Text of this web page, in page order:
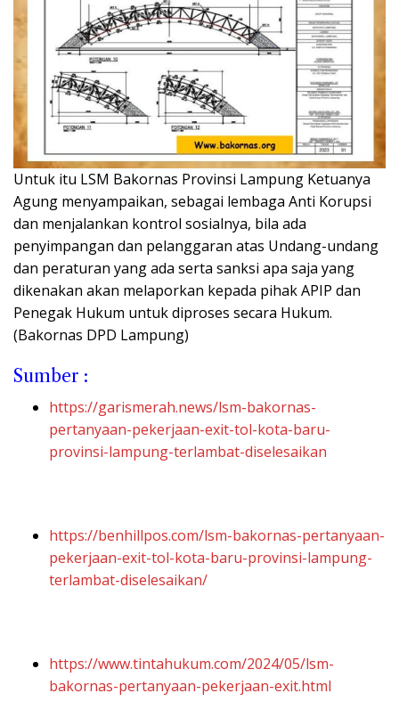
Untuk itu LSM Bakornas Provinsi Lampung Ketuanya
Agung menyampaikan, sebagai lembaga Anti Korupsi
dan menjalankan kontrol sosialnya, bila ada
penyimpangan dan pelanggaran atas Undang-undang
dan peraturan yang ada serta sanksi apa saja yang
dikenakan akan melaporkan kepada pihak APIP dan
Penegak Hukum untuk diproses secara Hukum.
(Bakornas DPD Lampung)
Sumber :
https://garismerah.news/lsm-bakornas-
pertanyaan-pekerjaan-exit-tol-kota-baru-
provinsi-lampung-terlambat-diselesaikan
https://benhillpos.com/lsm-bakornas-pertanyaan-
pekerjaan-exit-tol-kota-baru-provinsi-lampung-
terlambat-diselesaikan/
https://www.tintahukum.com/2024/05/lsm-
bakornas-pertanyaan-pekerjaan-exit.html